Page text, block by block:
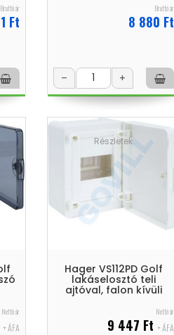
Bruttó ár
Ft
Bruttó ár
8 880 Ft
– +
Nettó ár
+ ÁFA
Részletek
Hager VS112PD Golf
lakáselosztó teli
ajtóval, falon kívüli
Nettó ár
9 447 Ft + ÁFA